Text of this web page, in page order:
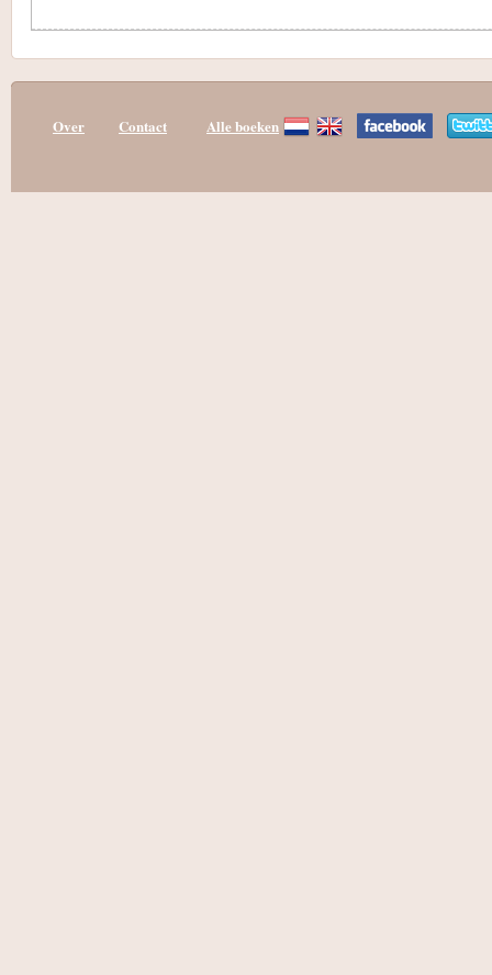
Over Contact Alle boeken